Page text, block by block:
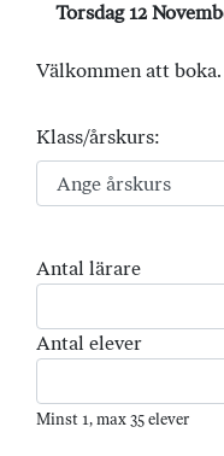
Torsdag 12
Välkommen att boka.
Klass/årskurs:
Antal lärare
Antal elever
Minst 1, max 35 elever